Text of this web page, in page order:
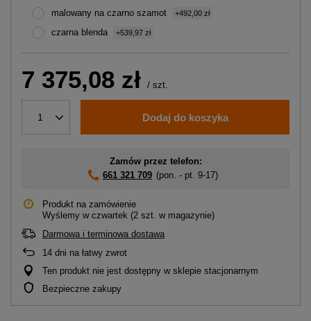
malowany na czarno szamot +492,00 zł
czarna blenda +539,97 zł
7 375,08 zł / szt.
1 Dodaj do koszyka
Zamów przez telefon:
661 321 709 (pon. - pt. 9-17)
Produkt na zamówienie
Wyślemy w czwartek (2 szt. w magazynie)
Darmowa i terminowa dostawa
14 dni na łatwy zwrot
Ten produkt nie jest dostępny w sklepie stacjonarnym
Bezpieczne zakupy